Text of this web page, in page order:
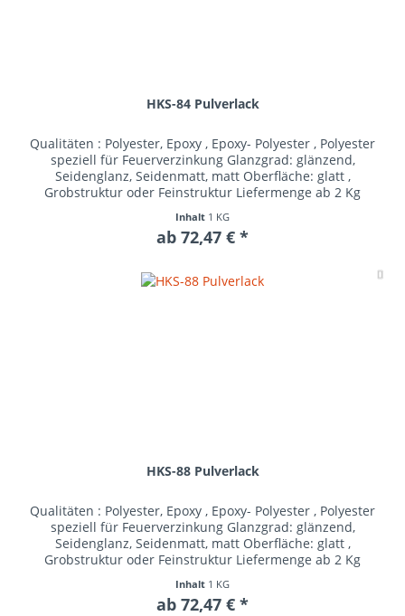
HKS-84 Pulverlack
Qualitäten : Polyester, Epoxy , Epoxy- Polyester , Polyester
speziell für Feuerverzinkung Glanzgrad: glänzend,
Seidenglanz, Seidenmatt, matt Oberfläche: glatt ,
Grobstruktur oder Feinstruktur Liefermenge ab 2 Kg
Inhalt 1 KG
ab 72,47 € *
HKS-88 Pulverlack
Qualitäten : Polyester, Epoxy , Epoxy- Polyester , Polyester
speziell für Feuerverzinkung Glanzgrad: glänzend,
Seidenglanz, Seidenmatt, matt Oberfläche: glatt ,
Grobstruktur oder Feinstruktur Liefermenge ab 2 Kg
Inhalt 1 KG
ab 72,47 € *